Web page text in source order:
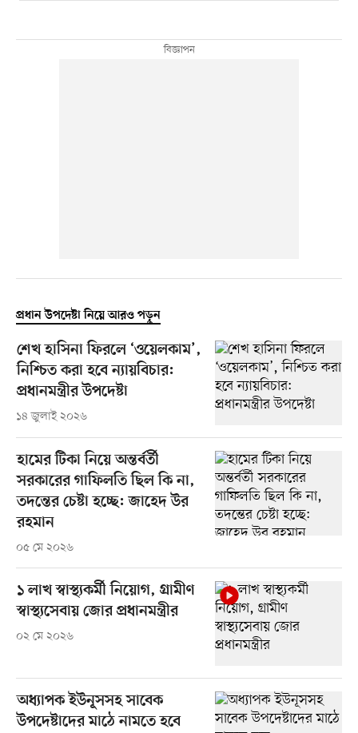
প্রধান উপদেষ্টা নিয়ে আরও পড়ুন
শেখ হাসিনা ফিরলে ‘ওয়েলকাম’,
নিশ্চিত করা হবে ন্যায়বিচার:
প্রধানমন্ত্রীর উপদেষ্টা
১৪ জুলাই ২০২৬
হামের টিকা নিয়ে অন্তর্বর্তী
সরকারের গাফিলতি ছিল কি না,
তদন্তের চেষ্টা হচ্ছে: জাহেদ উর
রহমান
০৫ মে ২০২৬
১ লাখ স্বাস্থ্যকর্মী নিয়োগ, গ্রামীণ
স্বাস্থ্যসেবায় জোর প্রধানমন্ত্রীর
০২ মে ২০২৬
অধ্যাপক ইউনূসসহ সাবেক
উপদেষ্টাদের মাঠে নামতে হবে